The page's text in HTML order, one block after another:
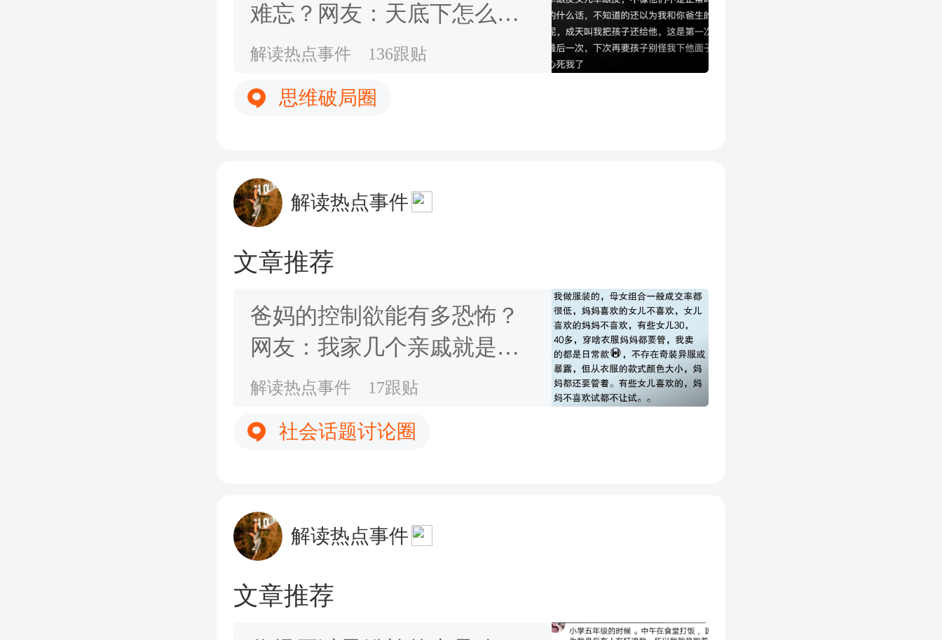
难忘？网友：天底下怎么有
这么讨厌的婆婆
解读热点事件 136跟贴
思维破局圈
解读热点事件
文章推荐
爸妈的控制欲能有多恐怖？
网友：我家几个亲戚就是典
型的这种人
解读热点事件 17跟贴
社会话题讨论圈
解读热点事件
文章推荐